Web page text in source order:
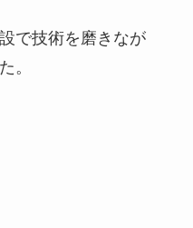
で技術を磨きなが
。